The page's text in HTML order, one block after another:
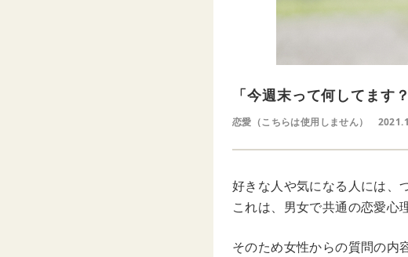
「今週末って何してます
恋愛（こちらは使用しません）
好きな人や気になる人には、
これは、男女で共通の恋愛心
そのため女性からの質問の内